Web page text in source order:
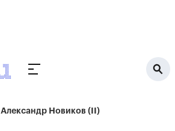
Александр Новиков (II)